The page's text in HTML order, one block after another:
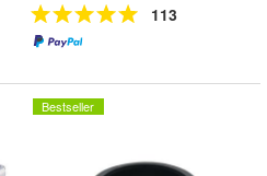
113
Bestseller